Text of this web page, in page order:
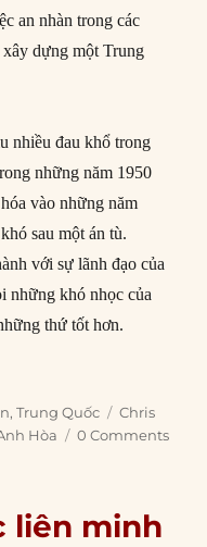
an nhàn trong các
dựng một Trung
nhiều đau khổ trong
những năm 1950
vào những năm
sau một án tù.
với sự lãnh đạo của
những khó nhọc của
thứ tốt hơn.
Hoàng đế Tập Cận Bình”
,Trung Quốc Tags
Chris
Hòa 0 Comments
liên minh